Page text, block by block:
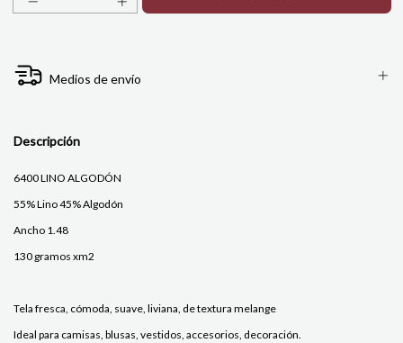
Medios de envío
Descripción
6400 LINO ALGODÓN
55% Lino 45% Algodón
Ancho 1.48
130 gramos xm2
Tela fresca, cómoda, suave, liviana, de textura melange
Ideal para camisas, blusas, vestidos, accesorios, decoración.